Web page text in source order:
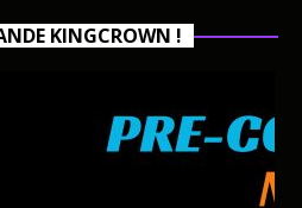
KINGCROWN !